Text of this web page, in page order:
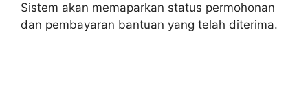
Sistem akan memaparkan status permohonan
dan pembayaran bantuan yang telah diterima.